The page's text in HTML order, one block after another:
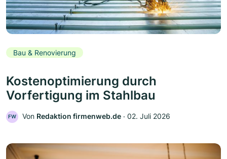
Bau & Renovierung
Kostenoptimierung durch
Vorfertigung im Stahlbau
FW Von Redaktion firmenweb.de ‧ 02. Juli 2026